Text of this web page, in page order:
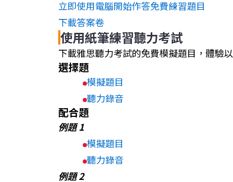
立即使用電腦開始作答免費練習題目
下載答案卷
使用紙筆練習聽力考試
下載雅思聽力考試的免費模擬題目，體驗
選擇題
模擬題目
聽力錄音
配合題
例題 1
模擬題目
聽力錄音
例題 2